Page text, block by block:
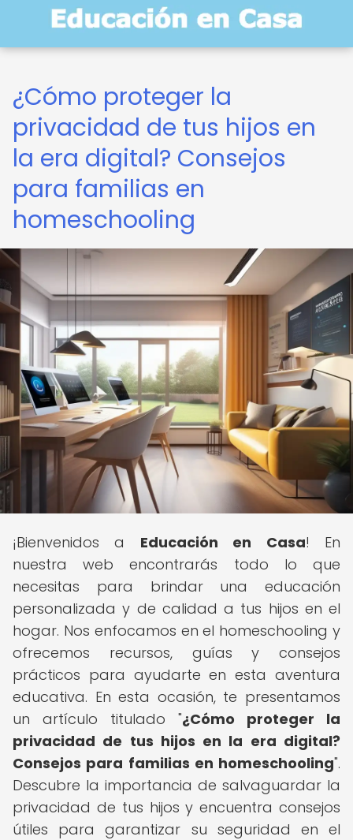
¿Cómo proteger la
privacidad de tus hijos en
la era digital? Consejos
para familias en
homeschooling
¡Bienvenidos a Educación en Casa! En
nuestra web encontrarás todo lo que
necesitas para brindar una educación
personalizada y de calidad a tus hijos en el
hogar. Nos enfocamos en el homeschooling y
ofrecemos recursos, guías y consejos
prácticos para ayudarte en esta aventura
educativa. En esta ocasión, te presentamos
un artículo titulado "¿Cómo proteger la
privacidad de tus hijos en la era digital?
Consejos para familias en homeschooling".
Descubre la importancia de salvaguardar la
privacidad de tus hijos y encuentra consejos
útiles para garantizar su seguridad en el